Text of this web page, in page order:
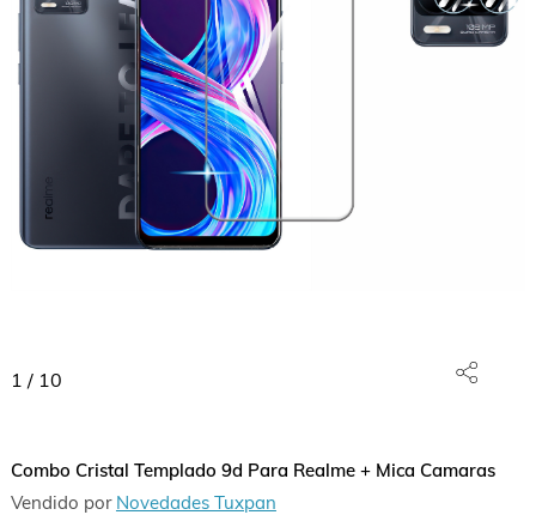
1 / 10
Combo Cristal Templado 9d Para Realme + Mica Camaras
Vendido por Novedades Tuxpan